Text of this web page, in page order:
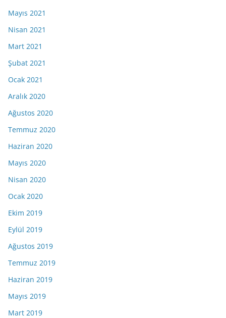
Mayıs 2021
Nisan 2021
Mart 2021
Şubat 2021
Ocak 2021
Aralık 2020
Ağustos 2020
Temmuz 2020
Haziran 2020
Mayıs 2020
Nisan 2020
Ocak 2020
Ekim 2019
Eylül 2019
Ağustos 2019
Temmuz 2019
Haziran 2019
Mayıs 2019
Mart 2019